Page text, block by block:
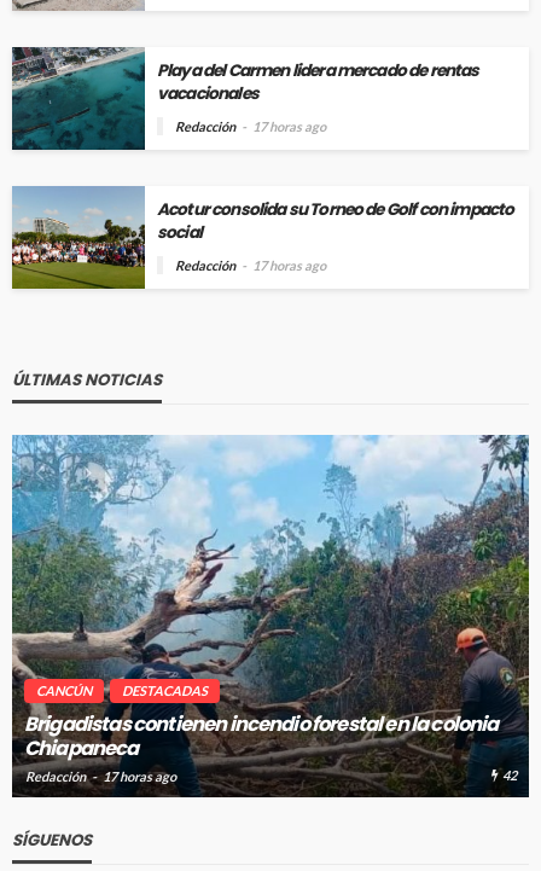
Playa del Carmen lidera mercado de rentas
vacacionales
Redacción 17 horas ago
Acotur consolida su Torneo de Golf con impacto
social
Redacción 17 horas ago
ÚLTIMAS NOTICIAS
CANCÚN DESTACADAS
Brigadistas contienen incendio forestal en la colonia
Chiapaneca
Redacción 17 horas ago 42
SÍGUENOS